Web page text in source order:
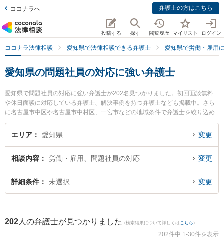
ココナラへ 弁護士の方はこちら
投稿する 探す 閲覧履歴 マイリスト ログイン
ココナラ法律相談 愛知県で法律相談できる弁護士 愛知県で労働・雇用
愛知県の問題社員の対応に強い弁護士
愛知県で問題社員の対応に強い弁護士が202名見つかりました。初回面談無料
や休日面談に対応している弁護士、解決事例を持つ弁護士なども掲載中。さら
に名古屋市中区や名古屋市中村区、一宮市などの地域条件で弁護士を絞り込め
ます。労働・雇用に関係する不当解雇や退職勧奨、内定取消等の細かな分野で
の絞り込み検索もでき便利です。特に旭合同法律事務所 豊橋事務所の乙井 翔太
注目されています。『愛知県で土日や夜間に発生した問題社員の対応のトラブ
ルを今すぐに弁護士に相談したい』『問題社員の対応のトラブル解決の実績豊
富な近くの弁護士を検索したい』『初回相談無料で問題社員の対応を法律相談
エリア 愛知県 変更
相談内容 労働・雇用、問題社員の対応 変更
詳細条件 未選択 変更
202 人の弁護士が見つかりました (検索結果について詳しくは こちら)
202件中 1-30件を表示